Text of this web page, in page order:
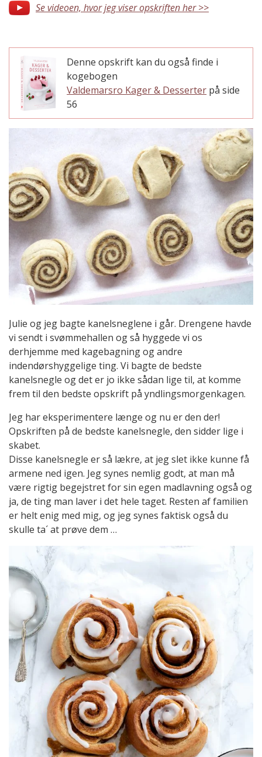
Se videoen, hvor jeg viser opskriften her >>
Denne opskrift kan du også finde i
kogebogen
Valdemarsro Kager & Desserter på side
56
Julie og jeg bagte kanelsneglene i går. Drengene havde
vi sendt i svømmehallen og så hyggede vi os
derhjemme med kagebagning og andre
indendørshyggelige ting. Vi bagte de bedste
kanelsnegle og det er jo ikke sådan lige til, at komme
frem til den bedste opskrift på yndlingsmorgenkagen.
Jeg har eksperimentere længe og nu er den der!
Opskriften på de bedste kanelsnegle, den sidder lige i
skabet.
Disse kanelsnegle er så lækre, at jeg slet ikke kunne få
armene ned igen. Jeg synes nemlig godt, at man må
være rigtig begejstret for sin egen madlavning også og
ja, de ting man laver i det hele taget. Resten af familien
er helt enig med mig, og jeg synes faktisk også du
skulle ta´ at prøve dem …